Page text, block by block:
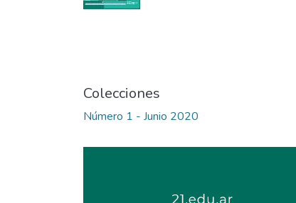
Colecciones
Número 1 - Junio 2020